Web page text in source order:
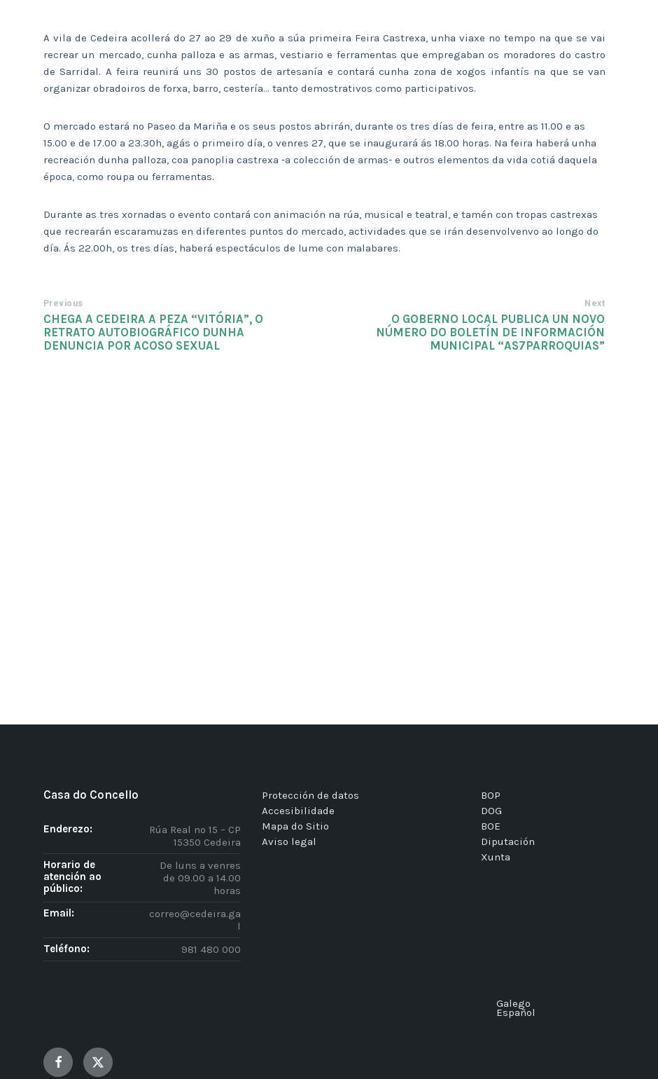
A vila de Cedeira acollerá do 27 ao 29 de xuño a súa primeira Feira Castrexa, unha viaxe no tempo na que se vai
recrear un mercado, cunha palloza e as armas, vestiario e ferramentas que empregaban os moradores do castro
de Sarridal. A feira reunirá uns 30 postos de artesanía e contará cunha zona de xogos infantís na que se van
organizar obradoiros de forxa, barro, cestería… tanto demostrativos como participativos.
O mercado estará no Paseo da Mariña e os seus postos abrirán, durante os tres días de feira, entre as 11.00 e as
15.00 e de 17.00 a 23.30h, agás o primeiro día, o venres 27, que se inaugurará ás 18.00 horas. Na feira haberá unha
recreación dunha palloza, coa panoplia castrexa -a colección de armas- e outros elementos da vida cotiá daquela
época, como roupa ou ferramentas.
Durante as tres xornadas o evento contará con animación na rúa, musical e teatral, e tamén con tropas castrexas
que recrearán escaramuzas en diferentes puntos do mercado, actividades que se irán desenvolvenvo ao longo do
día. Ás 22.00h, os tres días, haberá espectáculos de lume con malabares.
Previous
CHEGA A CEDEIRA A PEZA “VITÓRIA”, O
RETRATO AUTOBIOGRÁFICO DUNHA
DENUNCIA POR ACOSO SEXUAL
Next
O GOBERNO LOCAL PUBLICA UN NOVO
NÚMERO DO BOLETÍN DE INFORMACIÓN
MUNICIPAL “AS7PARROQUIAS”
Casa do Concello
Enderezo:
Rúa Real nº 15 – CP
15350 Cedeira
Horario de
atención ao
público:
De luns a venres
de 09.00 a 14.00
horas
Email:
correo@cedeira.ga
l
Teléfono:
981 480 000
Protección de datos
Accesibilidade
Mapa do Sitio
Aviso legal
BOP
DOG
BOE
Diputación
Xunta
Galego
Español
Facebook Twitter